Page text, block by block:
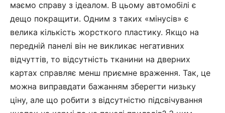
маємо справу з ідеалом. В цьому автомобілі є
дещо покращити. Одним з таких «мінусів» є
велика кількість жорсткого пластику. Якщо на
передній панелі він не викликає негативних
відчуттів, то відсутність тканини на дверних
картах справляє менш приємне враження. Так, це
можна виправдати бажанням зберегти низьку
ціну, але що робити з відсутністю підсвічування